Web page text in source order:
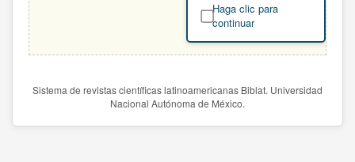
Haga clic para
continuar
Sistema de revistas científicas latinoamericanas Biblat. Universidad
Nacional Autónoma de México.